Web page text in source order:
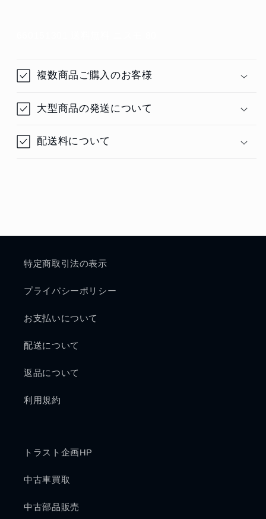
複数商品ご購入のお客様
大型商品の発送について
配送料について
特定商取引法の表示
プライバシーポリシー
お支払いについて
配送について
返品について
利用規約
トラスト企画HP
中古車買取
中古部品販売